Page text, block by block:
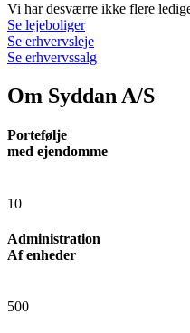
Vi har desværre ikke flere
Se lejeboliger
Se erhvervsleje
Se erhvervssalg
Om Syddan A/S
Portefølje
med ejendomme
10
Administration
Af enheder
500